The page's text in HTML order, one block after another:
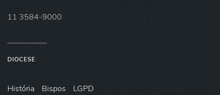
11 3584-9000
DIOCESE
História Bispos LGPD